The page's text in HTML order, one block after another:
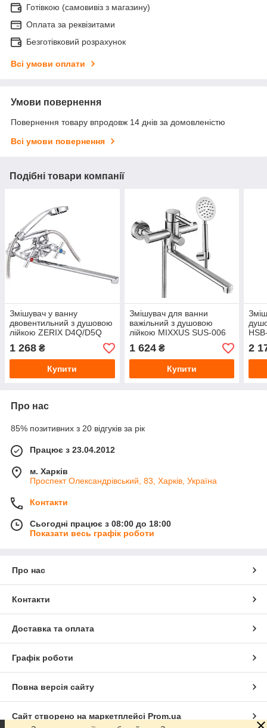
Готівкою (самовивіз з магазину)
Оплата за реквізитами
Безготівковий розрахунок
Всі умови оплати
Умови повернення
Повернення товару впродовж 14 днів за домовленістю
Всі умови повернення
Подібні товари компанії
Змішувач у ванну
двовентильний з душовою
лійкою ZERIX D4Q/D5Q
722 (ZX0214/2892) хром
1 268 ₴
Купити
Змішувач для ванни
важільний з душовою
лійкою MIXXUS SUS-006
(MI5994/2825) нерж.сталь
сатин
1 624₴
Купити
2
Про нас
85% позитивних з 20 відгуків за рік
Працює з 23.04.2012
м. Харків
Проспект Олександрівський, 83, Харків, Україна
Контакти
Сьогодні працює з 08:00 до 18:00
Показати весь графік роботи
Про нас
Контакти
Доставка та оплата
Графік роботи
Повна версія сайту
Сайт створено на маркетплейсі Prom.ua